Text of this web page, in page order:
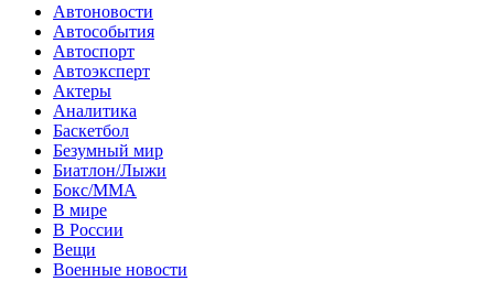
Автоновости
Автособытия
Автоспорт
Автоэксперт
Актеры
Аналитика
Баскетбол
Безумный мир
Биатлон/Лыжи
Бокс/MMA
В мире
В России
Вещи
Военные новости